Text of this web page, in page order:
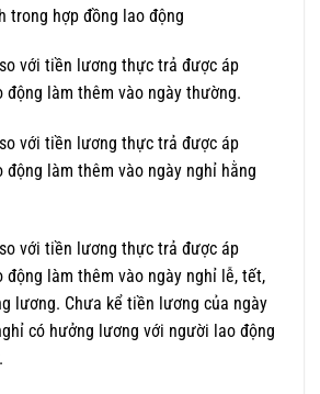
trong hợp đồng lao động
với tiền lương thực trả được áp
làm thêm vào ngày thường.
với tiền lương thực trả được áp
làm thêm vào ngày nghỉ hằng
với tiền lương thực trả được áp
động làm thêm vào ngày nghỉ lễ, tết,
lương. Chưa kể tiền lương của ngày
có hưởng lương với người lao động